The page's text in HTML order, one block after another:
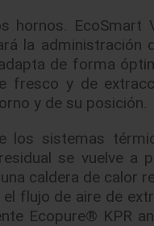
hornos. EcoSmart
la administración
de forma
fresco y de
y de su posición.
los sistemas
se vuelve a
caldera de calor
flujo de aire de
Ecopure® KPR